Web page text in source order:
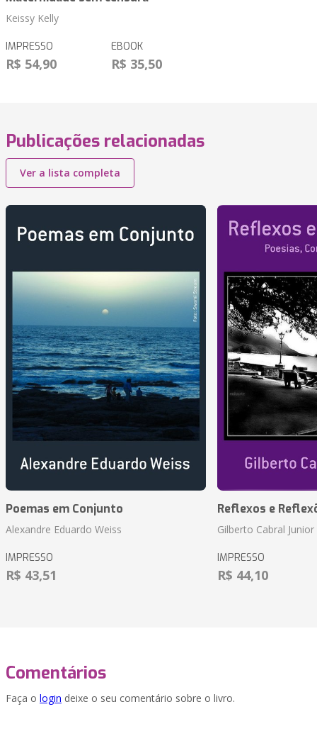
Keissy Kelly
IMPRESSO
R$ 54,90
EBOOK
R$ 35,50
Publicações relacionadas
Ver a lista completa
Poemas em Conjunto
Alexandre Eduardo Weiss
IMPRESSO
R$ 43,51
Reflexos e
Gilberto Cabral Junior
IMPRESSO
R$ 44,10
Comentários
Faça o login deixe o seu comentário sobre o livro.